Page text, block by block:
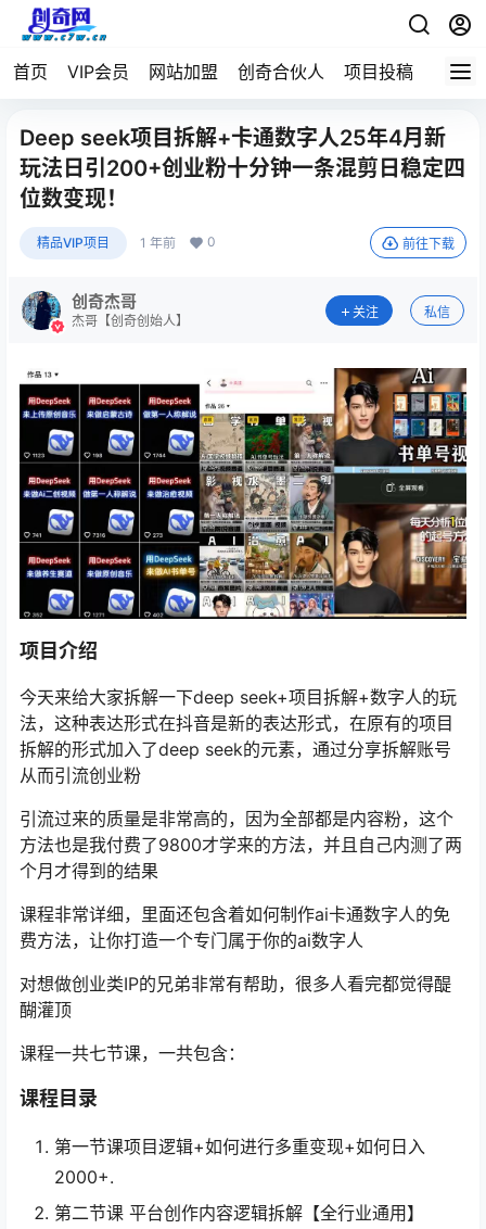
首页 VIP会员 网站加盟 创奇合伙人 项目投稿
Deep seek项目拆解+卡通数字人25年4月新
玩法日引200+创业粉十分钟一条混剪日稳定四
位数变现！
精品VIP项目 1 年前 0 前往下载
创奇杰哥
杰哥【创奇创始人】
关注 私信
项目介绍
今天来给大家拆解一下deep seek+项目拆解+数字人的玩
法，这种表达形式在抖音是新的表达形式，在原有的项目
拆解的形式加入了deep seek的元素，通过分享拆解账号
从而引流创业粉
引流过来的质量是非常高的，因为全部都是内容粉，这个
方法也是我付费了9800才学来的方法，并且自己内测了两
个月才得到的结果
课程非常详细，里面还包含着如何制作ai卡通数字人的免
费方法，让你打造一个专门属于你的ai数字人
对想做创业类IP的兄弟非常有帮助，很多人看完都觉得醍
醐灌顶
课程一共七节课，一共包含：
课程目录
第一节课项目逻辑+如何进行多重变现+如何日入
2000+.
第二节课 平台创作内容逻辑拆解【全行业通用】